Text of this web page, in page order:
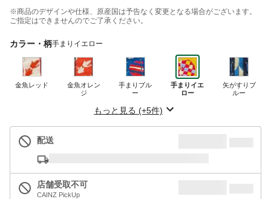
※商品のデザインや仕様、原産国は予告なく変更となる場合がございます。
ご指定はできませんのでご了承ください。
カラー・柄手まりイエロー
金魚レッド
金魚オレン
ジ
手まりブル
ー
手まりイエ
ロー
矢がすりブ
ルー
もっと見る (+5件)
配送
店舗受取不可
CAINZ PickUp